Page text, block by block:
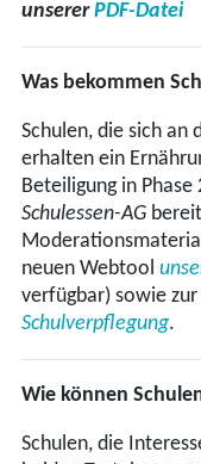
unsererPDF-Datei
Was bekommen
Schulen, die sich an
erhalten ein
Beteiligung in
Schulessen-AG
neuen Webtool
verfügbar) sowie zur
Schulverpflegung.
Wie können
Schulen, die